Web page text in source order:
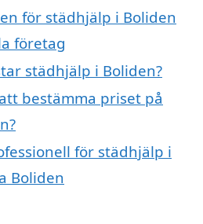
för städhjälp i Boliden
företag
städhjälp i Boliden?
bestämma priset på
för städhjälp i
Boliden